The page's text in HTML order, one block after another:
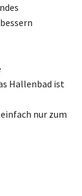
Hallenbad ist
nur zum